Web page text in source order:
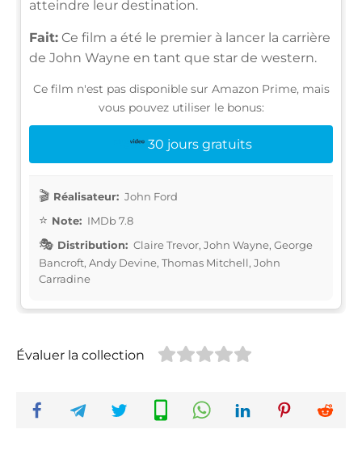
atteindre leur destination.
Fait: Ce film a été le premier à lancer la carrière
de John Wayne en tant que star de western.
Ce film n'est pas disponible sur Amazon Prime, mais
vous pouvez utiliser le bonus:
30 jours gratuits
Réalisateur: John Ford
Note: IMDb 7.8
Distribution: Claire Trevor, John Wayne, George
Bancroft, Andy Devine, Thomas Mitchell, John
Carradine
Évaluer la collection